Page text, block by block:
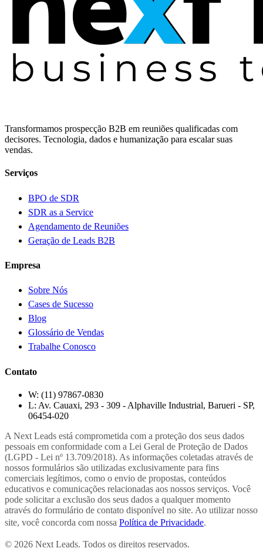
Transformamos prospecção B2B em reuniões qualificadas com
decisores. Tecnologia, dados e humanização para escalar suas
vendas.
Serviços
BPO de SDR
SDR as a Service
Agendamento de Reuniões
Geração de Leads B2B
Empresa
Sobre Nós
Cases de Sucesso
Blog
Glossário de Vendas
Trabalhe Conosco
Contato
W: (11) 97867-0830
L: Av. Cauaxi, 293 - 309 - Alphaville Industrial, Barueri - SP,
06454-020
A Next Leads está comprometida com a proteção dos seus dados
pessoais em conformidade com a Lei Geral de Proteção de Dados
(LGPD - Lei nº 13.709/2018). As informações coletadas através de
nossos formulários são utilizadas exclusivamente para fins
comerciais legítimos, como o envio de propostas, conteúdos
educativos e comunicações relacionadas aos nossos serviços. Você
pode solicitar a exclusão dos seus dados a qualquer momento
através do formulário de contato disponível no site. Ao utilizar nosso
site, você concorda com nossa Política de Privacidade.
© 2026 Next Leads. Todos os direitos reservados.